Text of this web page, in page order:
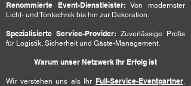
Renommierte Event-Dienstleister: Von modernster
Licht- und Tontechnik bis hin zur Dekoration.
Spezialisierte Service-Provider: Zuverlässige Profis
für Logistik, Sicherheit und Gäste-Management.
Warum unser Netzwerk Ihr Erfolg ist
Wir verstehen uns als Ihr Full-Service-Eventpartner.